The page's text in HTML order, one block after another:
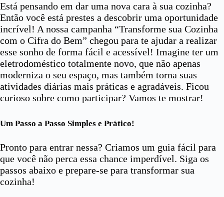
Está pensando em dar uma nova cara à sua cozinha?
Então você está prestes a descobrir uma oportunidade
incrível! A nossa campanha “Transforme sua Cozinha
com o Cifra do Bem” chegou para te ajudar a realizar
esse sonho de forma fácil e acessível! Imagine ter um
eletrodoméstico totalmente novo, que não apenas
moderniza o seu espaço, mas também torna suas
atividades diárias mais práticas e agradáveis. Ficou
curioso sobre como participar? Vamos te mostrar!
Um Passo a Passo Simples e Prático!
Pronto para entrar nessa? Criamos um guia fácil para
que você não perca essa chance imperdível. Siga os
passos abaixo e prepare-se para transformar sua
cozinha!